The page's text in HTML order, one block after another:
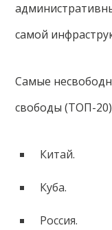
самой
Самые
свободы (ТОП-
Китай.
Куба.
Россия.